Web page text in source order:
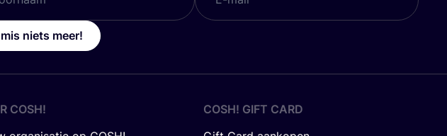
niets meer!
COSH!
COSH! GIFT CARD